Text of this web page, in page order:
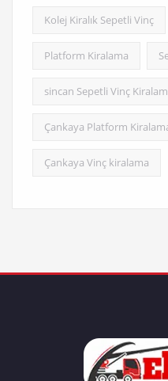
Kolej Kiralık Sepetli Vinç
Platform Kiralama
sincan Sepetli Vinç
Çankaya Platform
Çankaya Vinç kiralama